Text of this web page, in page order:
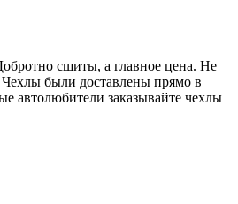
сшиты, а главное цена. Не
были доставлены прямо в
автолюбители заказывайте чехлы